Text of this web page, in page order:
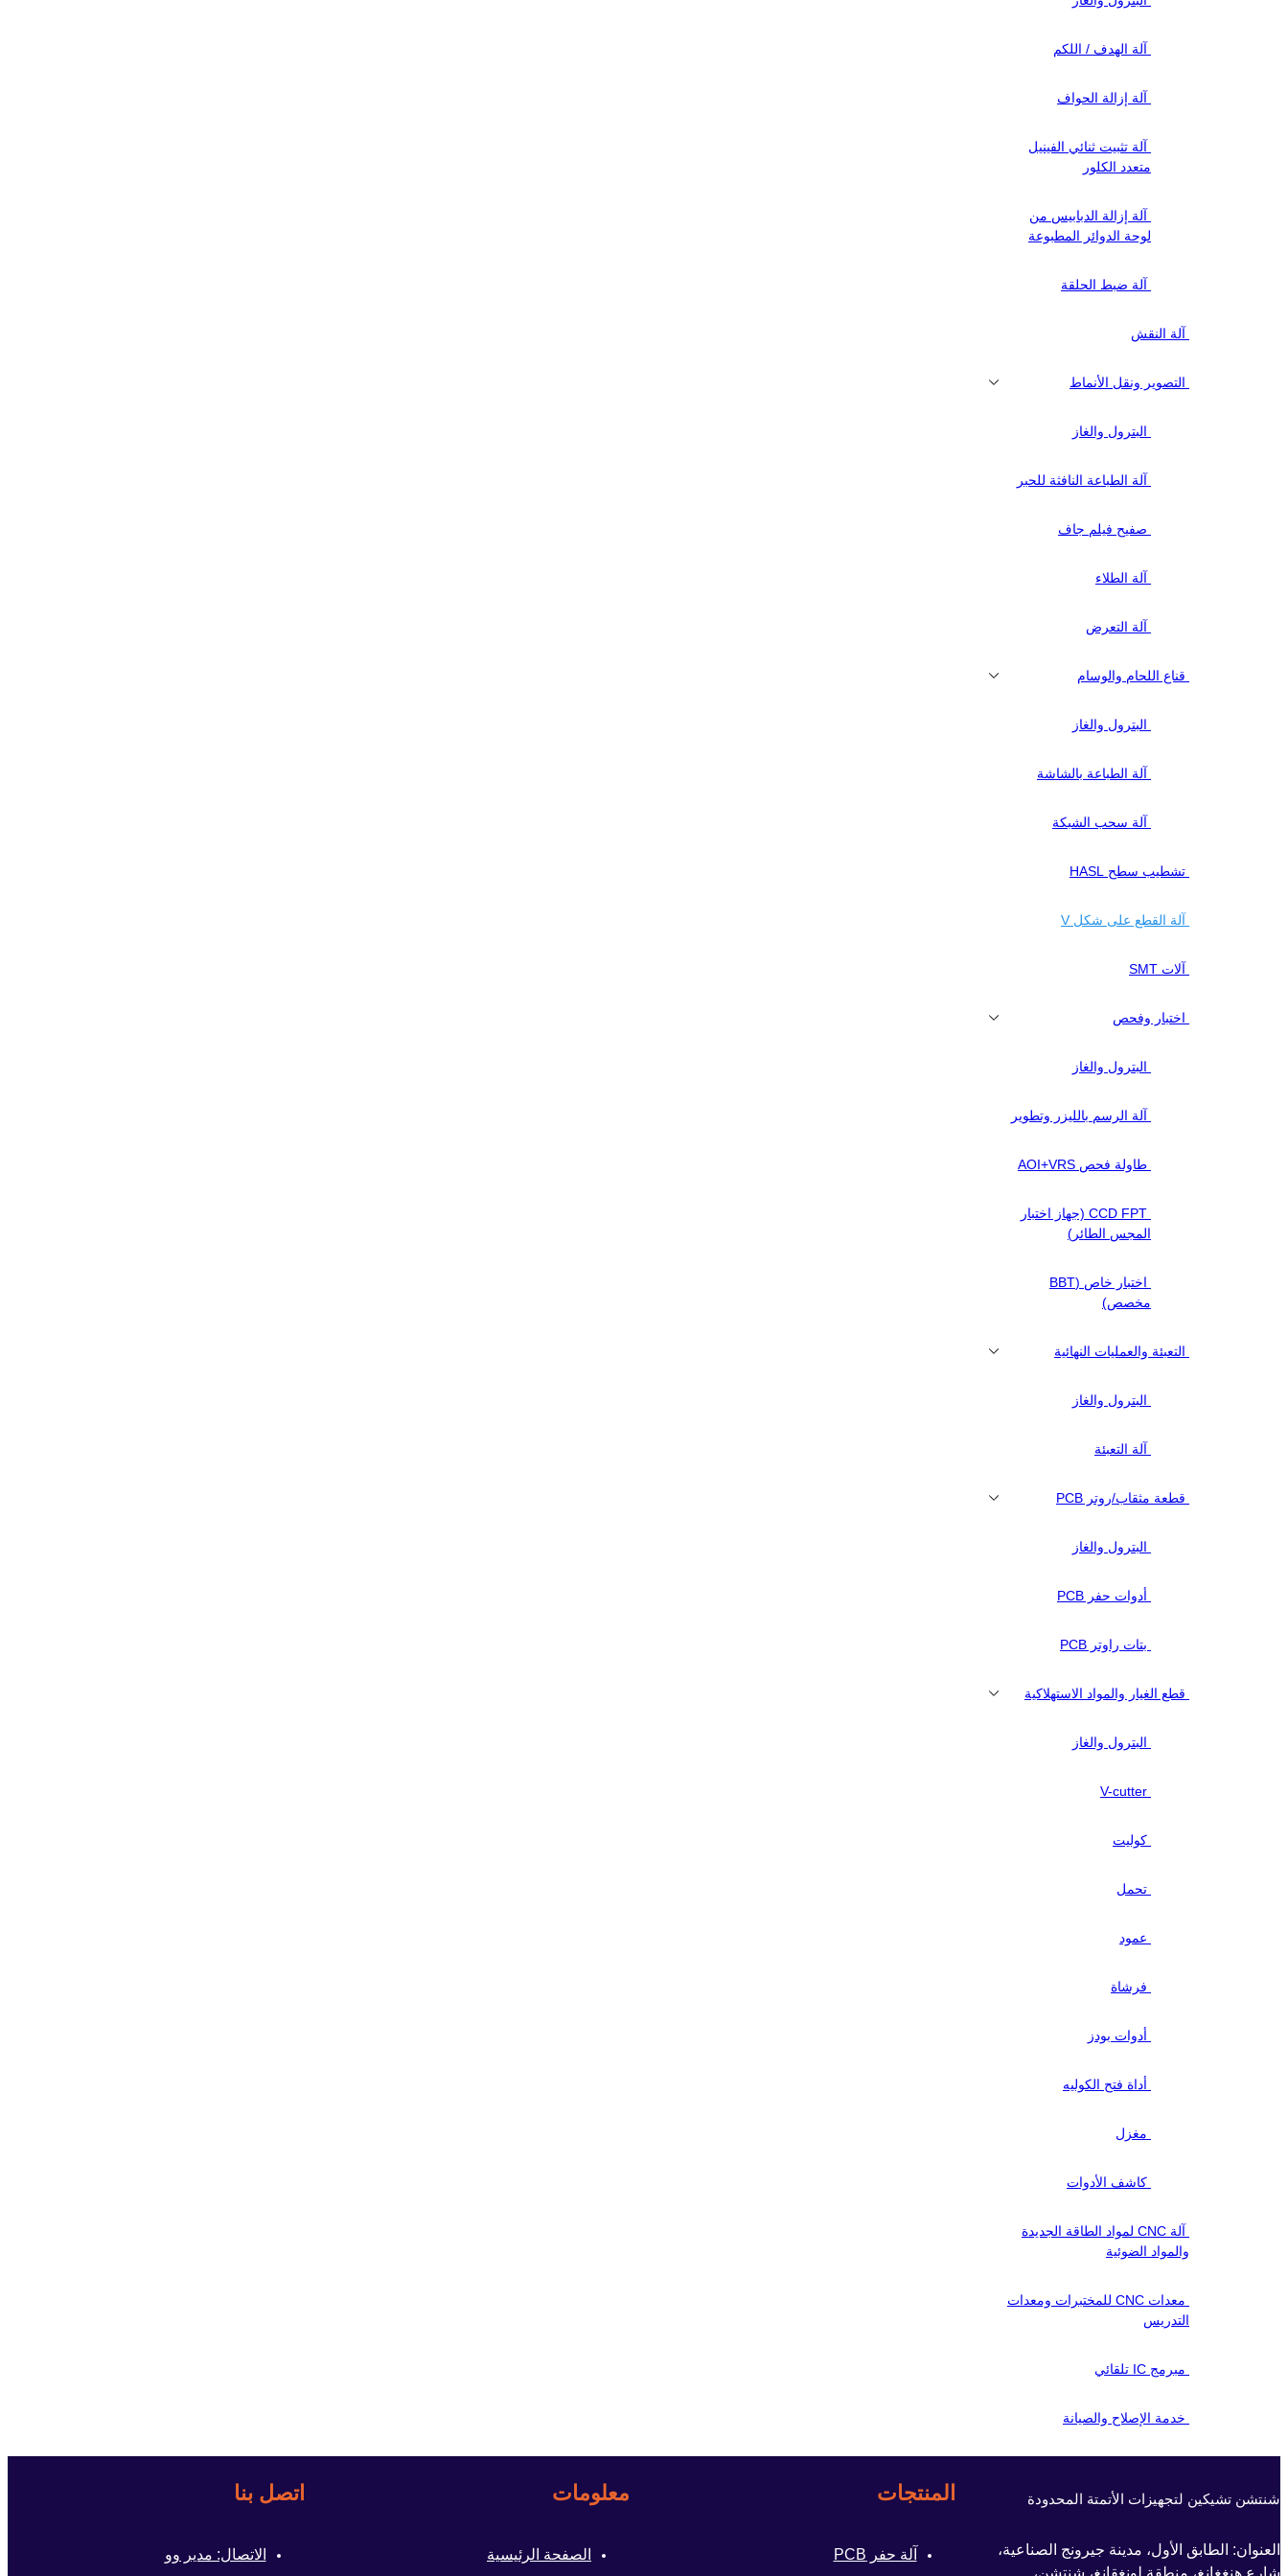
آلة الهدف / اللكم
آلة إزالة الحواف
آلة تثبيت ثنائي الفينيل
متعدد الكلور
آلة إزالة الدبابيس من
لوحة الدوائر المطبوعة
آلة ضبط الحلقة
آلة النقش
التصوير ونقل الأنماط
البترول والغاز
آلة الطباعة النافثة للحبر
صفيح فيلم جاف
آلة الطلاء
آلة التعرض
قناع اللحام والوسام
البترول والغاز
آلة الطباعة بالشاشة
آلة سحب الشبكة
تشطيب سطح HASL
آلة القطع على شكل V
آلات SMT
اختبار وفحص
البترول والغاز
آلة الرسم بالليزر وتطوير
طاولة فحص AOI+VRS
CCD FPT (جهاز اختبار
المجس الطائر)
اختبار خاص (BBT
مخصص)
التعبئة والعمليات النهائية
البترول والغاز
آلة التعبئة
قطعة مثقاب/روتر PCB
البترول والغاز
أدوات حفر PCB
بتات راوتر PCB
قطع الغيار والمواد الاستهلاكية
البترول والغاز
V-cutter
كوليت
تحمل
عمود
فرشاة
أدوات بودز
أداة فتح الكوليه
مغزل
كاشف الأدوات
آلة CNC لمواد الطاقة الجديدة
والمواد الضوئية
معدات CNC للمختبرات ومعدات
التدريس
مبرمج IC تلقائي
خدمة الإصلاح والصيانة
شنتشن تشيكين لتجهيزات الأتمتة المحدودة
العنوان: الطابق الأول، مدينة جيرونج الصناعية،
شارع هنغغانغ، منطقة لونغقانغ، شنتشن،
المنتجات
آلة حفر PCB
معلومات
الصفحة الرئيسية
اتصل بنا
الاتصال: مدير وو